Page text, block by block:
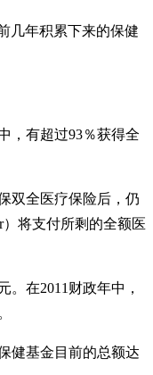
几年积累下来的保健
有超过93％获得全
双全医疗保险后，仍
将支付所剩的全额医
在2011财政年中，
健基金目前的总额达